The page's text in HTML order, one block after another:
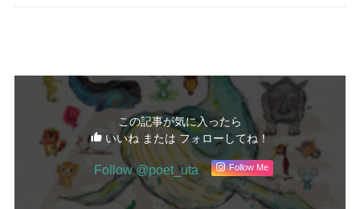
この記事が気に入ったら
いいね または フォローしてね！
Follow @poet_uta Follow Me